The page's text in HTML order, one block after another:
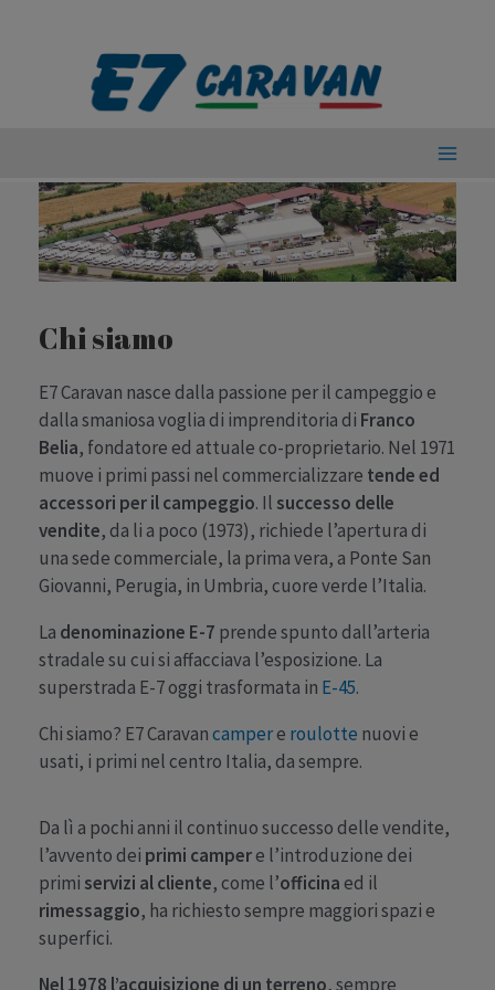
Main
Chi siamo
E7 Caravan nasce dalla passione per il campeggio e
dalla smaniosa voglia di imprenditoria di Franco
Belia, fondatore ed attuale co-proprietario. Nel 1971
muove i primi passi nel commercializzare tende ed
accessori per il campeggio. Il successo delle
vendite, da li a poco (1973), richiede l’apertura di
una sede commerciale, la prima vera, a Ponte San
Giovanni, Perugia, in Umbria, cuore verde l’Italia.
La denominazione E-7 prende spunto dall’arteria
stradale su cui si affacciava l’esposizione. La
superstrada E-7 oggi trasformata in E-45.
Chi siamo? E7 Caravancampere roulotte nuovi e
usati, i primi nel centro Italia, da sempre.
Da lì a pochi anni il continuo successo delle vendite,
l’avvento dei primi campere l’introduzione dei
primi servizi al cliente, come l’officinaed il
rimessaggio, ha richiesto sempre maggiori spazi e
superfici.
Nel 1978 l’acquisizione di un terreno, sempre